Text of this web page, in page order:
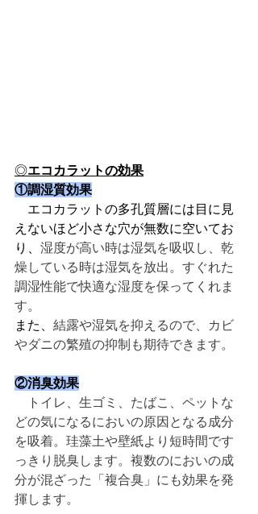
◎エコカラットの効果
①調湿質効果
エコカラットの多孔質層には目に見
えないほど小さな穴が無数に空いてお
り、 湿度が高い時は湿気を吸収し、乾
燥している時は湿気を放出。すぐれた
調湿性能で快適な湿度を保ってくれま
す。
また、 結露や湿気を抑えるので、カビ
やダニの繁殖の抑制も期待できます。
②消臭効果
トイレ、生ゴミ、たばこ、ペットな
どの気になるにおいの原因となる成分
を吸着。珪藻土や壁紙より短時間です
っきり脱臭します。複数のにおいの成
分が混ざった「複合臭」にも効果を発
揮します。